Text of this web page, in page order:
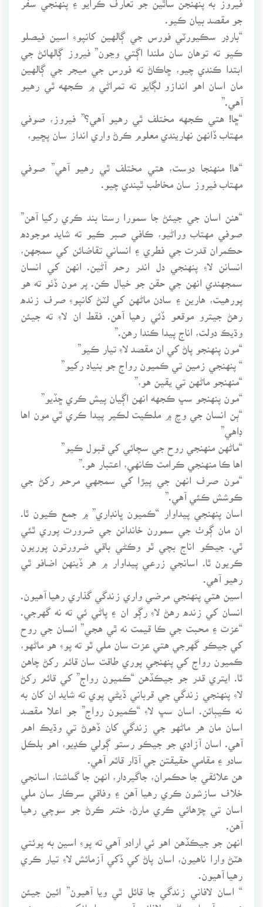
جو مقصد بيان ڪيو.
“بارڊر سڪيورٽي فورس جي ڳالهين کانپوءِ اسين فيصلو
ڪيو ته توهان سان ملندا اڳتي وڃون” فيروز ڳالهائڻ جي
ابتدا ڪندي چيو، ڇاڪاڻ ته فورس جي ميجر جي ڳالهين
مان اسان اهو اندازو لڳايو ته تمراڻي ۾ ڪجهه ٿي رهيو
آهي.”
“ڇا! هتي ڪجهه مختلف ٿي رهيو آهي؟” فيروز، صوفي
مهتاب ڏانهن نهاريندي معلوم ڪرڻ واري انداز سان پڇيو،
“ها! منهنجا دوست، هتي مختلف ٿي رهيو آهي” صوفي
مهتاب فيروز سان مخاطب ٿيندي چيو.
“هنن اسان جي جيئڻ جا سمورا رستا بند ڪري رکيا آهن”
صوفي مهتاب وراڻيو، ڪافي صبر ڪيو ته شايد موجوده
حڪمران قدرت جي فطري ۽ انساني تقاضائن کي سمجهن،
انسانن لاءِ پنهنجي دل اندر رحم آڻين. انهن کي انسان
سمجهندي انهن جي حقن جو خيال ڪن. پر مون ڏٺو ته هو
پورهيت، هارين ۽ سادن ماڻهن کي لٽڻ کانپوءِ صرف زنده
رهڻ جيترو موقعو ڏئي رهيا آهن. فقط ان لاءِ ته جيئن
وڌيڪ دولت، اناج پيدا ڪندا رهن.”
“مون پنهنجو پاڻ کي ان مقصد لاءِ تيار ڪيو”
“ پنهنجي زمين تي ڪميون رواج جو بنياد رکيو”
“منهنجو ماڻهن تي يقين هو،”
“مون پنهنجو سڀ ڪجهه انهن اڳيان پيش ڪري ڇڏيو”
“ٻن انسان جي وچ ۾ ملڪيت لڪير پيدا ڪري ٿي مون اها
ڊاهي”
“ماڻهن منهنجي روح جي سچائي کي قبول ڪيو”
اها ڪا منهنجي ڪرامت ڪانهي، اعتبار هو.”
“مون صرف انهن جي پيڙا کي سمجهي مرحم رکڻ جي
ڪوشش ڪئي آهي.”
اسان پنهنجي پيداوار “ڪميون ڀانڊاري” ۾ جمع ڪيون ٿا.
ان مان ڳوٺ جي سمورن خاندانن جي ضرورت پوري ٿئي
ٿي. جيڪو اناج بچي ٿو وڪڻي باقي ضرورتون پوريون
ڪريون ٿا. اسانجي زرعي پيداوار ۾ هر ڏينهن اضافو ٿي
رهيو آهي.
اسين هتي پنهنجي مرضي واري زندگي گذاري رهيا آهيون.
انسان کي زنده رهڻ لاءِ رڳو ان ۽ پاڻي ئي ته نه گهرجي.
“عزت ۽ محبت جي ڪا قيمت نه ٿي هجي” انسان جي روح
کي جيڪو گهرجي هتي عزت سان ملي ٿو ته پوءِ هو ماڻهو،
ڪميون رواج کي پنهنجي پوري طاقت سان قائم رکڻ چاهن
ٿا. ايتري قدر جو جيڪڏهن “ڪميون رواج” کي قائم رکڻ
لاءِ پنهنجي زندگي جي قرباني ڏيڻي پوي ته شايد ان کان به
نه ڪيٻائن. اسان سڀ لاءِ “ڪميون رواج” جو اعلا مقصد
اسان مان هر ماڻهو جي زندگي کان ڏهوڻ تي وڌيڪ اهم
آهي. اسان آزادي جو جيڪو رستو ڳولي ڪڍيو، اهو بلڪل
سادو ۽ مقامي حقيقتن جي آڌار قائم آهي.
هن علائقي جا حڪمران، جاگيردار، انهن جا گماشتا، اسانجي
خلاف سازشون ڪري رهيا آهن ۽ وفاقي سرڪار سان ملي
اسان تي چڙهائي ڪري مارڻ، ختم ڪرڻ جو سوچي رهيا
آهن.
انهن جو جيڪڏهن اهو ئي ارادو آهي ته پوءِ اسين به پوئتي
هٽڻ وارا ناهيون، اسان پاڻ کي ڏکي آزمائش لاءِ تيار ڪري
رهيا آهيون.
“ اسان لافاني زندگي جا قائل ٿي ويا آهيون” ائين جيئن
زمين، آسمان، پاڻي، لافاني آهن، هي اسانکي دهريو چئي